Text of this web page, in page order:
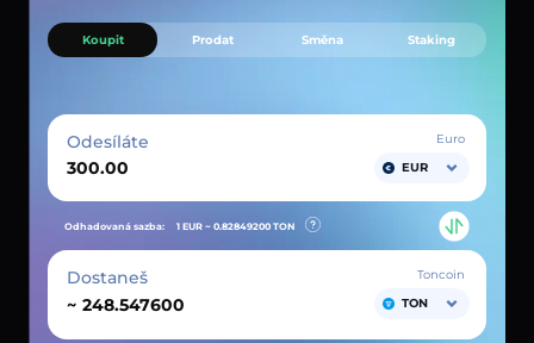
Koupit Prodat Směna Staking
Odesíláte
Euro
EUR
Odhadovaná sazba: 1 EUR ~ 0.82849200 TON
Dostaneš
~
Toncoin
TON